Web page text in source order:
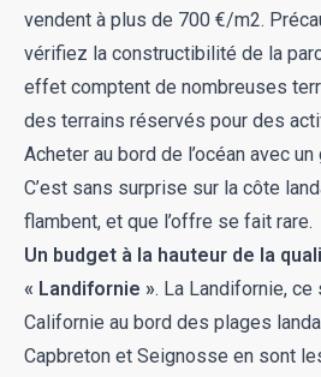
vendent à plus de 700 €/m2.
vérifiez la constructibilité de la
effet comptent de nombreuses
des terrains réservés pour des
Acheter au bord de l’océan avec
C’est sans surprise sur la côte
flambent, et que l’offre se fait rare.
Un budget à la hauteur de la
« Landifornie ». La Landifornie,
Californie au bord des plages
Capbreton et Seignosse en sont